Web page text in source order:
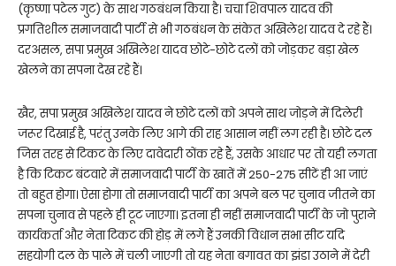
(कृष्णा पटेल गुट) के साथ गठबंधन किया है। चचा शिवपाल यादव की
प्रगतिशील समाजवादी पार्टी से भी गठबंधन के संकेत अखिलेश यादव दे रहे हैं।
दरअसल, सपा प्रमुख अखिलेश यादव छोटे-छोटे दलों को जोड़कर बड़ा खेल
खेलने का सपना देख रहे हैं।
खैर, सपा प्रमुख अखिलेश यादव ने छोटे दलों को अपने साथ जोड़ने में दिलेरी
जरूर दिखाई है, परंतु उनके लिए आगे की राह आसान नहीं लग रही है। छोटे दल
जिस तरह से टिकट के लिए दावेदारी ठोंक रहे हैं, उसके आधार पर तो यही लगता
है कि टिकट बंटवारे में समाजवादी पार्टी के खातें में 250-275 सीटें ही आ जाएं
तो बहुत होगा। ऐसा होगा तो समाजवादी पार्टी का अपने बल पर चुनाव जीतने का
सपना चुनाव से पहले ही टूट जाएगा। इतना ही नहीं समाजवादी पार्टी के जो पुराने
कार्यकर्ता और नेता टिकट की होड़ में लगे हैं उनकी विधान सभा सीट यदि
सहयोगी दल के पाले में चली जाएगी तो यह नेता बगावत का झंडा उठाने में देरी